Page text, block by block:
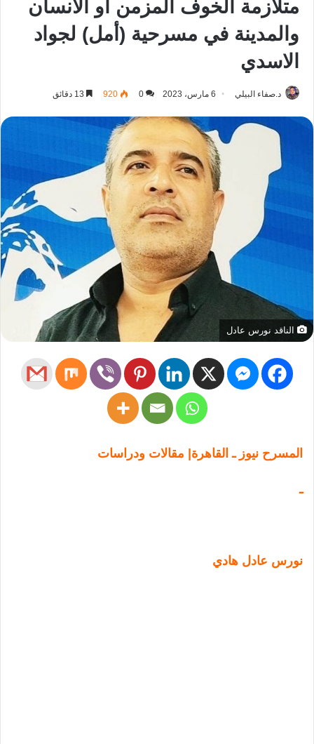
متلازمة الخوف المزمن أو الانسان
والمدينة في مسرحية (أمل) لجواد
الاسدي
د.صفاء البيلي 6 مارس، 2023 0
920
الناقد نورس عادل
المسرح نيوز ـ القاهرة| مقالات ودراسات
ـ
نورس عادل هادي